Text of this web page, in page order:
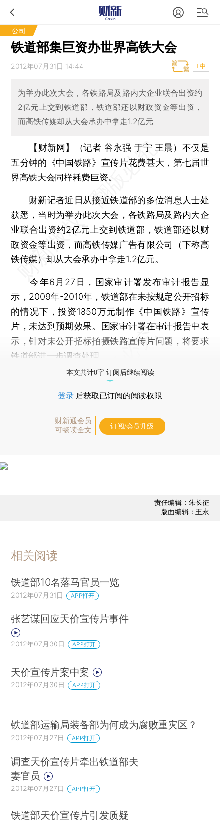
公司
铁道部集巨资办世界高铁大会
2012年07月31日 14:44 T中
为举办此次大会，各铁路局及路内大企业联合出资约
2亿元上交到铁道部，铁道部还以财政资金等出资，
而高铁传媒却从大会承办中拿走1.2亿元
【财新网】（记者 谷永强于宁 王晨） 不仅是
五分钟的《中国铁路》宣传片花费甚大，第七届世
界高铁大会同样耗费巨资。
财新记者近日从接近铁道部的多位消息人士处
获悉，当时为举办此次大会，各铁路局及路内大企
业联合出资约2亿元上交到铁道部，铁道部还以财
政资金等出资，而高铁传媒广告有限公司（下称高
铁传媒）却从大会承办中拿走1.2亿元。
今年6月27日，国家审计署发布审计报告显
示，2009年-2010年，铁道部在未按规定公开招标
的情况下，投资1850万元制作《中国铁路》宣传
片，未达到预期效果。国家审计署在审计报告中表
示，针对未公开招标拍摄铁路宣传片问题，将要求
铁道部进一步调查处理。
本文共计0字 订阅后继续阅读
登录 后获取已订阅的阅读权限
财新通会员
可畅读全文
订阅/会员升级
责任编辑：朱长征
版面编辑：王永
相关阅读
铁道部10名落马官员一览
2012年07月31日 APP打开
张艺谋回应天价宣传片事件
2012年07月30日 APP打开
天价宣传片案中案
2012年07月30日 APP打开
铁道部运输局装备部为何成为腐败重灾区？
2012年07月27日 APP打开
调查天价宣传片牵出铁道部夫
妻官员
2012年07月27日 APP打开
铁道部天价宣传片引发质疑